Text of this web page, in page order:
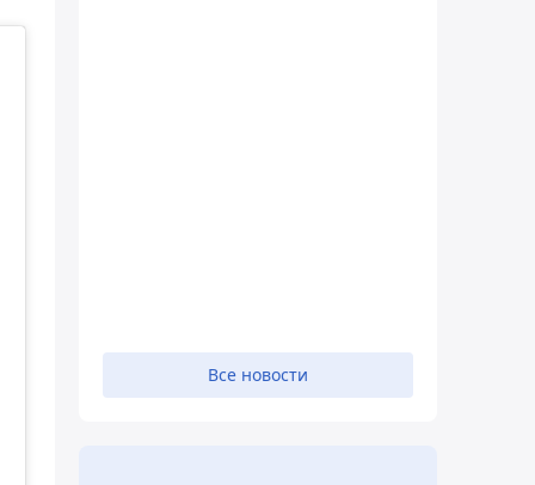
Все новости